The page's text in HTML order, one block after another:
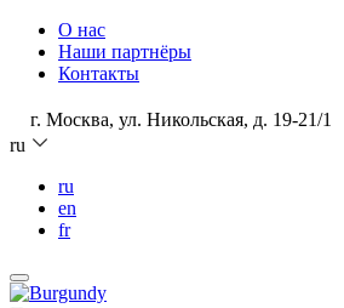
О нас
Наши партнёры
Контакты
г. Москва, ул. Никольская, д. 19-21/1
ru
ru
en
fr